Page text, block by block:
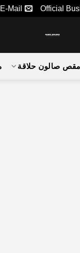
Official
Mail
مقص صالون حلاقة